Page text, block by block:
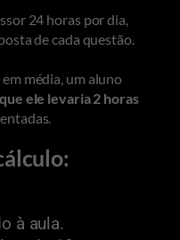
24 horas por dia,
de cada questão.
média, um aluno
ele levaria 2 horas
à aula.